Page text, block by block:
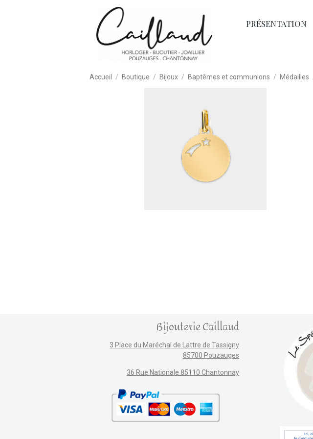
PRÉSENTATION
Accueil Boutique Bijoux Baptêmes et communions Médailles
Bijouterie Caillaud
3 Place du Maréchal de Lattre de Tassigny
85700 Pouzauges
36 Rue Nationale 85110 Chantonnay